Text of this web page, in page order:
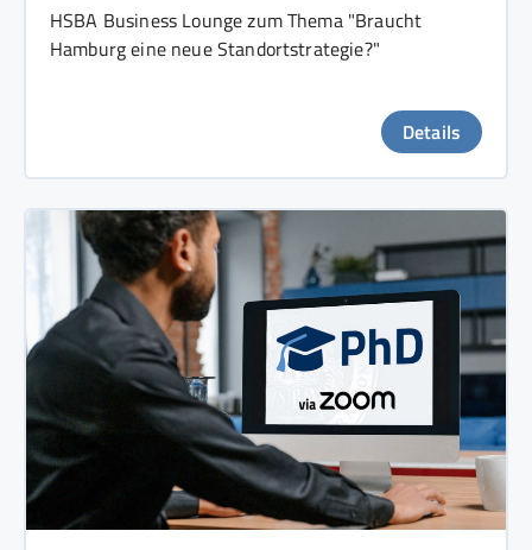
HSBA Business Lounge zum Thema "Braucht
Hamburg eine neue Standortstrategie?"
Details